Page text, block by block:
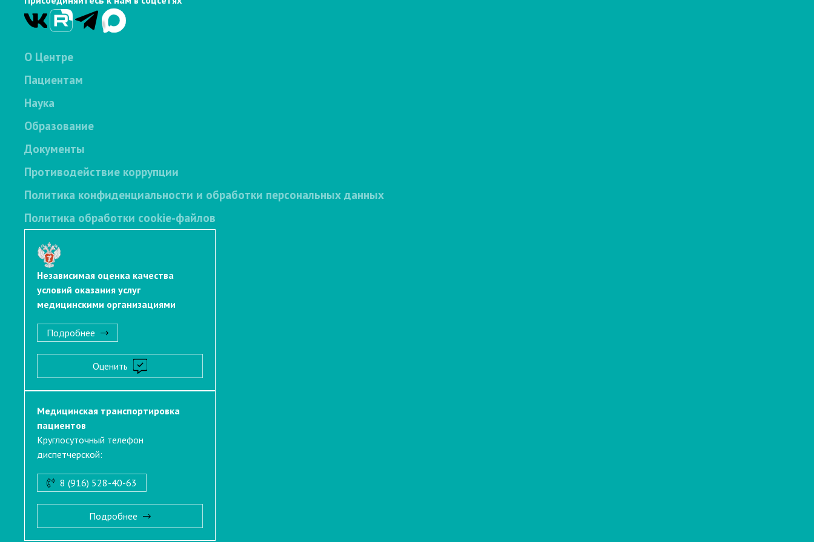
О Центре
Пациентам
Наука
Образование
Документы
Противодействие коррупции
Политика конфиденциальности и обработки персональных данных
Политика обработки cookie-файлов
Независимая оценка качества
условий оказания услуг
медицинскими организациями
Подробнее
Оценить
Медицинская транспортировка
пациентов
Круглосуточный телефон
диспетчерской:
8 (916) 528-40-63
Подробнее